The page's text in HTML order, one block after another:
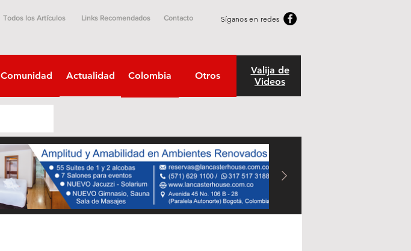
Todos los Artículos Links Recomendados Contacto Síganos en redes
Comunidad Actualidad Colombia Otros
Valija de
Videos